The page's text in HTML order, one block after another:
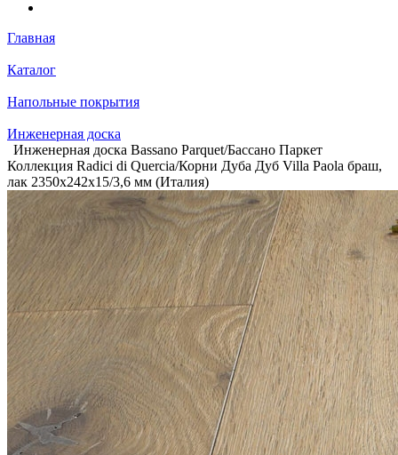
Главная
Каталог
Напольные покрытия
Инженерная доска
Инженерная доска Bassano Parquet/Бассано Паркет
Коллекция Radici di Quercia/Корни Дуба Дуб Villa Paola браш,
лак 2350х242х15/3,6 мм (Италия)